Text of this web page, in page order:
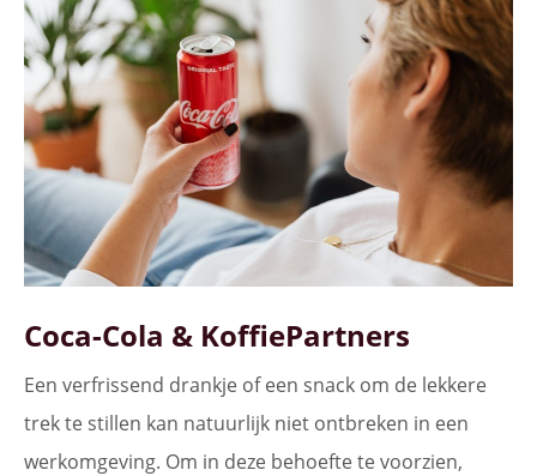
Coca-Cola & KoffiePartners
Een verfrissend drankje of een snack om de lekkere
trek te stillen kan natuurlijk niet ontbreken in een
werkomgeving. Om in deze behoefte te voorzien,